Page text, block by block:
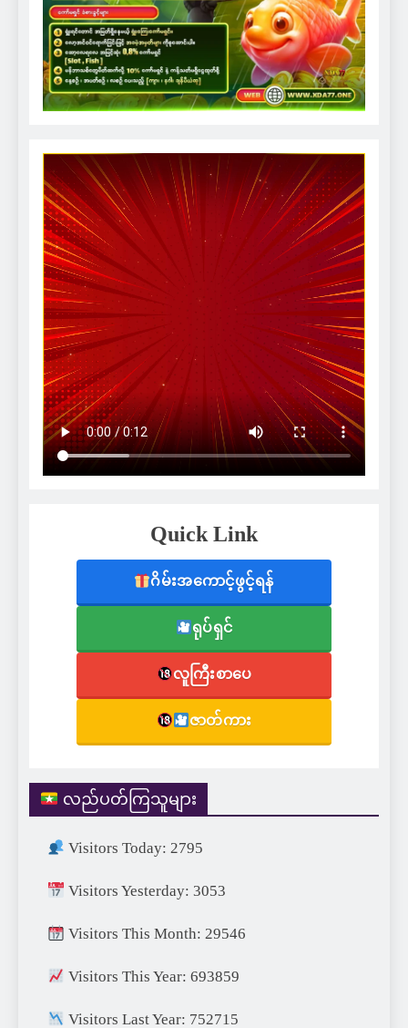
Quick Link
ဂိမ်းအကောင့်ဖွင့်ရန်
ရုပ်ရှင်
လူကြီးစာပေ
ဇာတ်ကား
လည်ပတ်ကြသူများ
Visitors Today: 2795
Visitors Yesterday: 3053
Visitors This Month: 29546
Visitors This Year: 693859
Visitors Last Year: 752715